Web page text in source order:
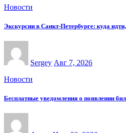
Новости
Экскурсии в Санкт-Петербурге: куда
Sergey Авг 7, 2026
Новости
Бесплатные уведомления о появлении